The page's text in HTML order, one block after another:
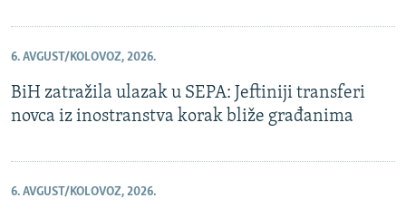
6. AVGUST/KOLOVOZ, 2026.
BiH zatražila ulazak u SEPA: Jeftiniji transferi
novca iz inostranstva korak bliže građanima
6. AVGUST/KOLOVOZ, 2026.